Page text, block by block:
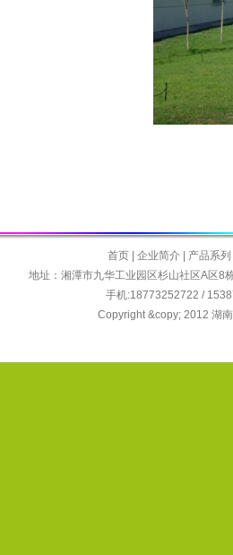
首页| 企业简介| 产品系列
地址：湘潭市九华工业园区杉山社区A
手机:18773252722 /
Copyright &copy; 2012 湖